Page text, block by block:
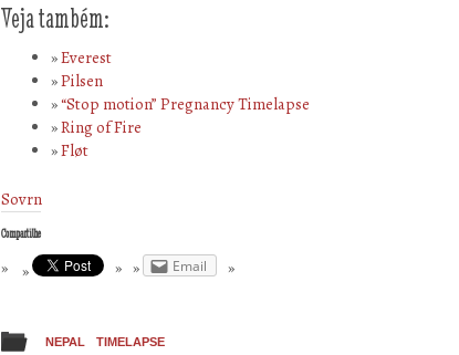
Veja também:
Everest
Pilsen
“Stop motion” Pregnancy Timelapse
Ring of Fire
Fløt
Sovrn
Compartilhe
Email
NEPAL TIMELAPSE